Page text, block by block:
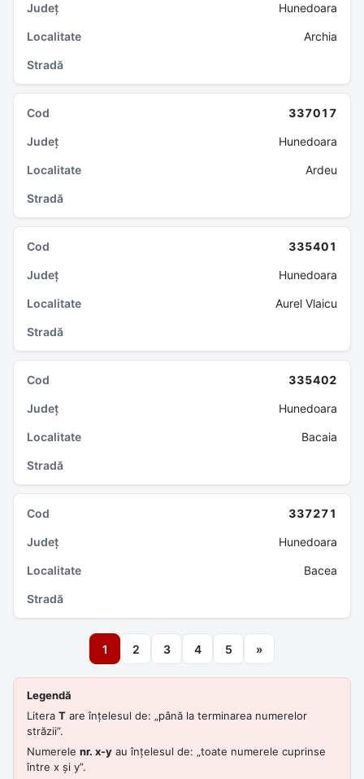
Hunedoara
Archia
337017
Hunedoara
Ardeu
335401
Hunedoara
Aurel Vlaicu
335402
Hunedoara
Bacaia
337271
Hunedoara
Bacea
1 2 3 4 5 »
Legendă
Litera T are înțelesul de: „până la terminarea numerelor
străzii”.
Numerele nr. x-y au înțelesul de: „toate numerele cuprinse
între x și y”.